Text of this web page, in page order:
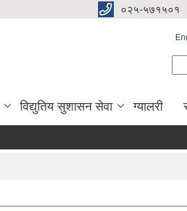
०२५-५७१५०१
विद्युतिय सुशासन सेवा ग्यालरी